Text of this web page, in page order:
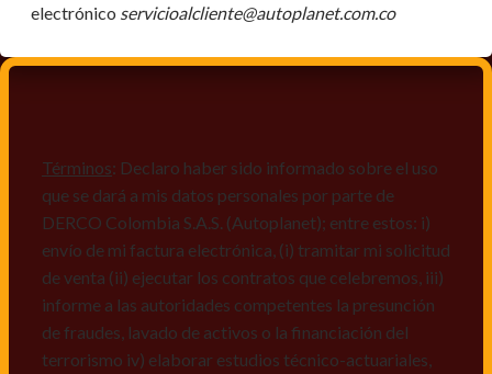
electrónico servicioalcliente@autoplanet.com.co
Términos: Declaro haber sido informado sobre el uso
que se dará a mis datos personales por parte de
DERCO Colombia S.A.S. (Autoplanet); entre estos: i)
envío de mi factura electrónica, (i) tramitar mi solicitud
de venta (ii) ejecutar los contratos que celebremos, iii)
informe a las autoridades competentes la presunción
de fraudes, lavado de activos o la financiación del
terrorismo iv) elaborar estudios técnico-actuariales,